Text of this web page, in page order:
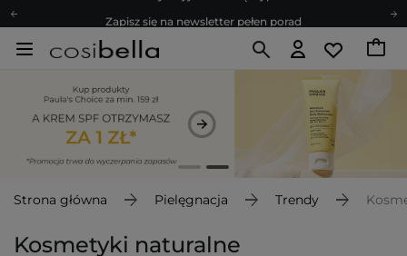
Bezpłatne konsultacje kosmetologiczne
Poleć nas i zyskaj jeszcze więcej punktów
Zapisz się na newsletter pełen porad
Strona główna Pielęgnacja Trendy
Kosmetyki naturalne